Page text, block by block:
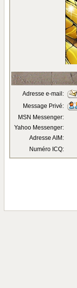
Adresse e-mail:
Message Privé:
MSN Messenger:
Yahoo Messenger:
Adresse AIM:
Numéro ICQ: